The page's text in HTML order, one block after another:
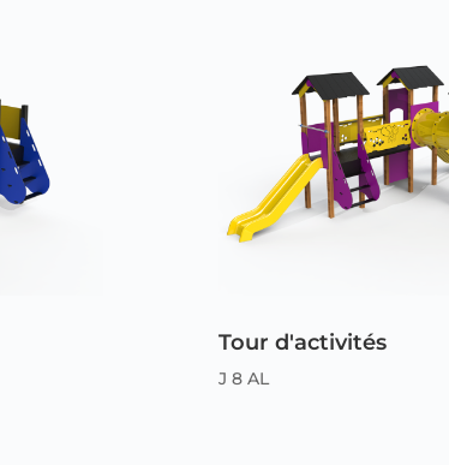
Tour d'activités
J 8 AL